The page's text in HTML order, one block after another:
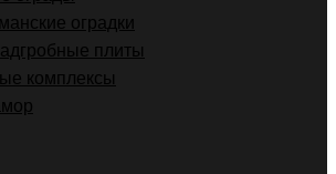
оградки
плиты
комплексы